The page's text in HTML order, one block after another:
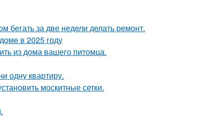
бегать за две недели делать ремонт.
в 2025 году
из дома вашего питомца.
одну квартиру.
москитные сетки.